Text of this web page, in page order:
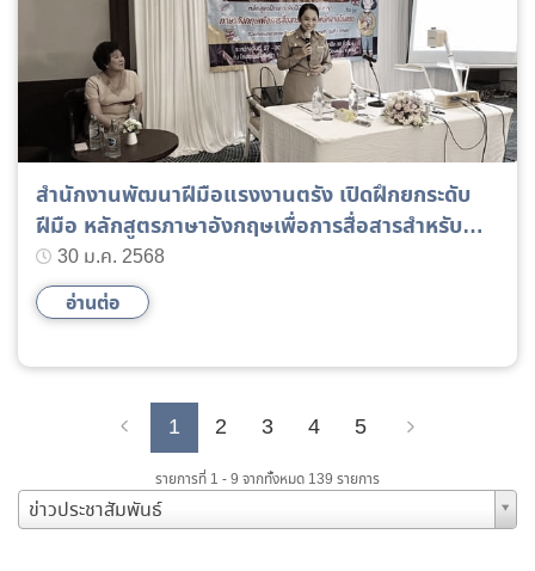
สำนักงานพัฒนาฝีมือแรงงานตรัง เปิดฝึกยกระดับ
ฝีมือ หลักสูตรภาษาอังกฤษเพื่อการสื่อสารสำหรับ
พนักงานโรงแรม
30 ม.ค. 2568
อ่านต่อ
Previous
1 2 3 4 5
รายการที่ 1 - 9 จากทั้งหมด 139 รายการ
ข่าวประชาสัมพันธ์